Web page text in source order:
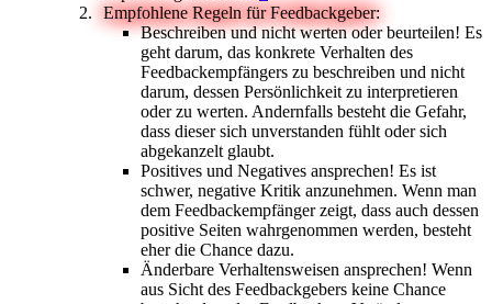
Empfohlene Regeln für Feedbackgeber:
Beschreiben und nicht werten oder beurteilen! Es
geht darum, das konkrete Verhalten des
Feedbackempfängers zu beschreiben und nicht
darum, dessen Persönlichkeit zu interpretieren
oder zu werten. Andernfalls besteht die Gefahr,
dass dieser sich unverstanden fühlt oder sich
abgekanzelt glaubt.
Positives und Negatives ansprechen! Es ist
schwer, negative Kritik anzunehmen. Wenn man
dem Feedbackempfänger zeigt, dass auch dessen
positive Seiten wahrgenommen werden, besteht
eher die Chance dazu.
Änderbare Verhaltensweisen ansprechen! Wenn
aus Sicht des Feedbackgebers keine Chance